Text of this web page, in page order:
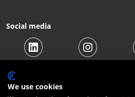
Social media
We use cookies